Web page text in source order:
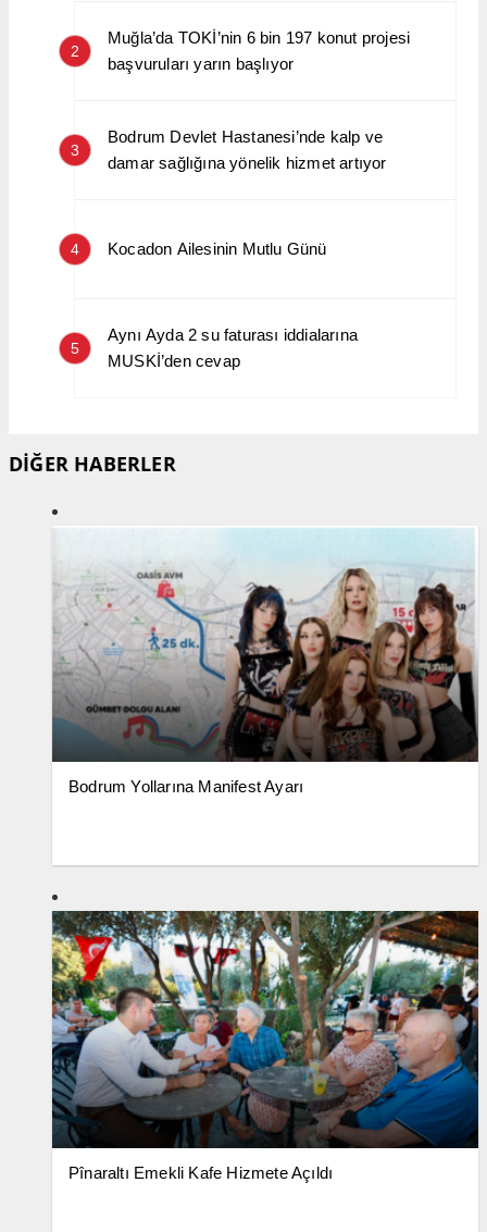
2
Muğla’da TOKİ’nin 6 bin 197 konut projesi
başvuruları yarın başlıyor
3
Bodrum Devlet Hastanesi’nde kalp ve
damar sağlığına yönelik hizmet artıyor
4 Kocadon Ailesinin Mutlu Günü
5
Aynı Ayda 2 su faturası iddialarına
MUSKİ’den cevap
DİĞER HABERLER
Bodrum Yollarına Manifest Ayarı
Pînaraltı Emekli Kafe Hizmete Açıldı